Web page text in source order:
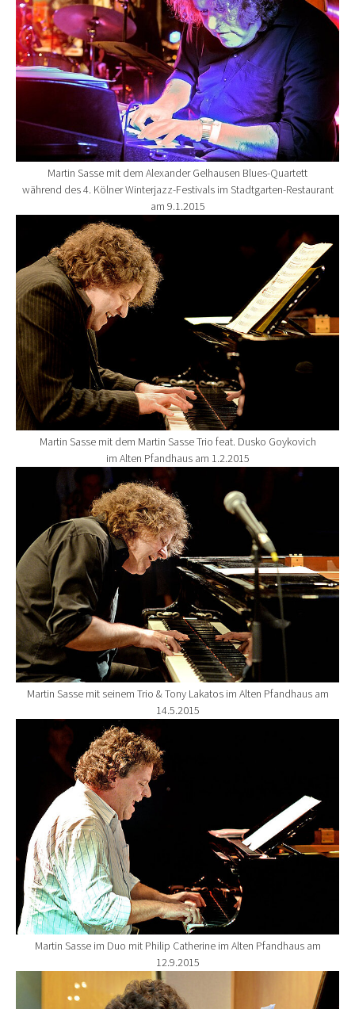
Martin Sasse mit dem Alexander Gelhausen Blues-Quartett
während des 4. Kölner Winterjazz-Festivals im Stadtgarten-Restaurant
am 9.1.2015
Show larger version for:
Martin Sasse mit dem Martin Sasse Trio feat. Dusko Goykovich
im Alten Pfandhaus am 1.2.2015
Show larger version for:
Martin Sasse mit seinem Trio & Tony Lakatos im Alten Pfandhaus am
14.5.2015
Show larger version for:
Martin Sasse im Duo mit Philip Catherine im Alten Pfandhaus am
12.9.2015
Show larger version for: